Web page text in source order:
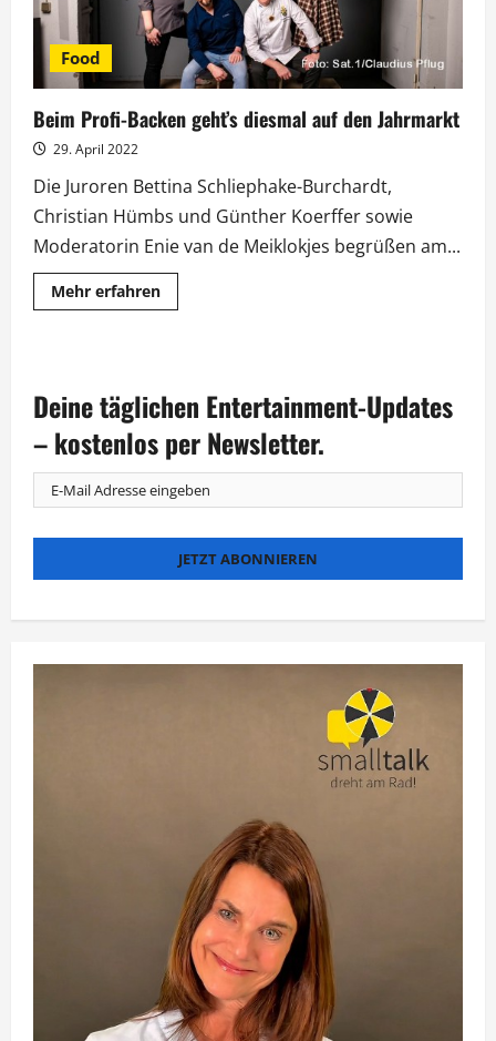
Food
Beim Profi-Backen geht’s diesmal auf den Jahrmarkt
29. April 2022
Die Juroren Bettina Schliephake-Burchardt,
Christian Hümbs und Günther Koerffer sowie
Moderatorin Enie van de Meiklokjes begrüßen am...
Mehr erfahrenMehr
Informationen
diesmal
auf
Jahrmarkt
Deine täglichen Entertainment-Updates
– kostenlos per Newsletter.